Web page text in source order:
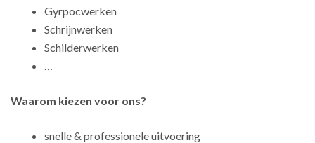
Gyrpocwerken
Schrijnwerken
Schilderwerken
…
Waarom kiezen voor ons?
snelle & professionele uitvoering